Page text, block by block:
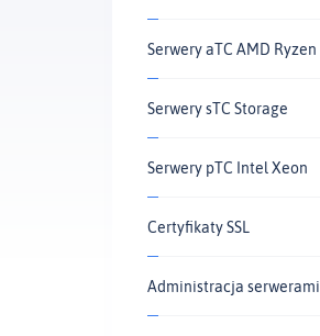
Serwery aTC AMD Ryzen
Serwery sTC Storage
Serwery pTC Intel Xeon
Certyfikaty SSL
Administracja serwerami